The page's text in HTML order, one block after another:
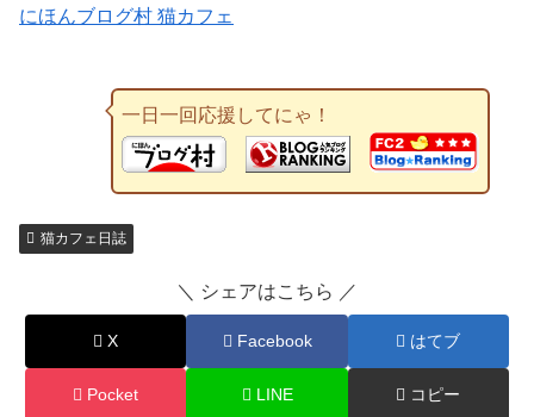
にほんブログ村 猫カフェ
一日一回応援してにゃ！
猫カフェ日誌
＼ シェアはこちら ／
X Facebook はてブ
Pocket LINE コピー